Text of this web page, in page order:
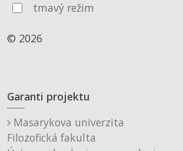
tmavý režim
© 2026
Garanti projektu
Masarykova univerzita
Filozofická fakulta